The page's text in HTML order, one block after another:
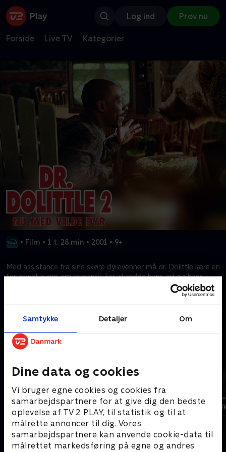
Samtykke Detaljer Om
Dine data og cookies
Vi bruger egne cookies og cookies fra
samarbejdspartnere for at give dig den bedste
oplevelse af TV 2 PLAY, til statistik og til at
målrette annoncer til dig. Vores
samarbejdspartnere kan anvende cookie-data til
målrettet markedsføring på egne og andres
Log ind Prøv nu
Forside Live TV Kategorier
• Film • 1 t. 28 min • 2001 • 9+
Med assistance fra sine skøre dyrevenner må dr. Dolittle lære en
forvokset bjørn om romantik for at redde hans art og hans
Kræver tilkøb
Mere indhold fra Disney+